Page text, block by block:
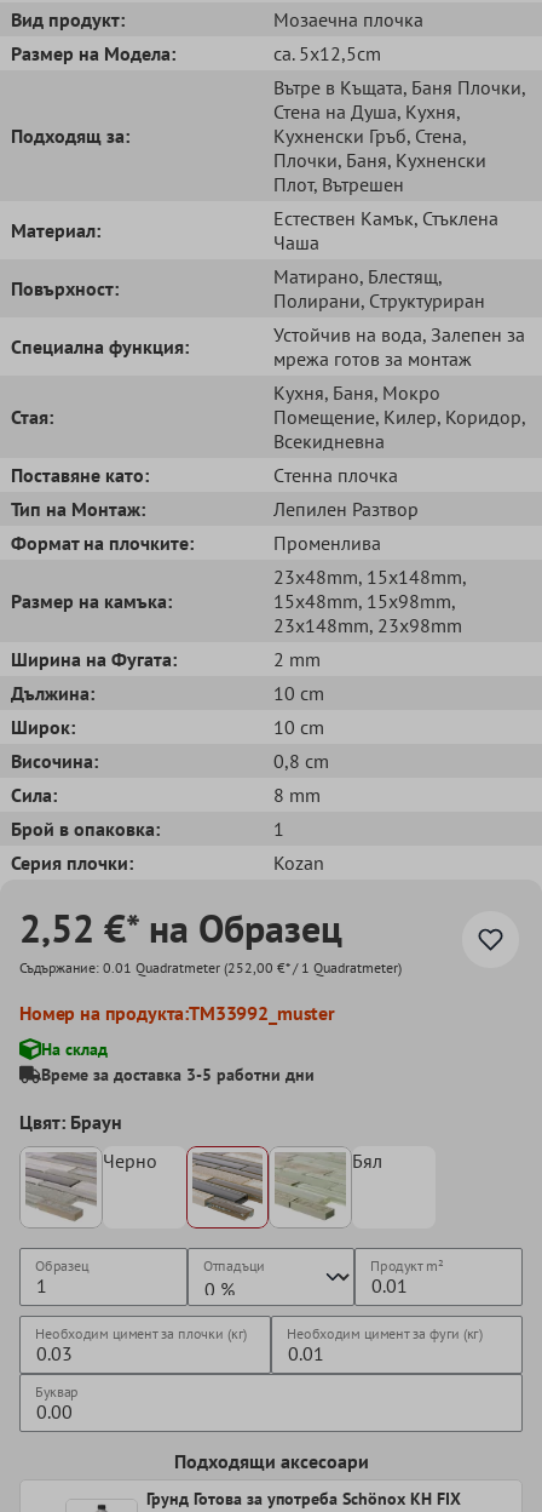
Вид продукт:
Mозаечна плочка
Размер на Модела:
ca. 5x12,5cm
Подходящ за:
Вътре в Къщата, Баня Плочки,
Стена на Душа, Кухня,
Кухненски Гръб, Стена,
Плочки, Баня, Кухненски
Плот, Вътрешен
Mатериал:
Естествен Kамък, Стъклена
Чаша
Повърхност:
Матирано, Блестящ,
Полирани, Cтруктуриран
Специална функция:
Устойчив на вода, Залепен за
мрежа готов за монтаж
Стая:
Кухня, Баня, Мокро
Помещение, Килер, Коридор,
Всекидневна
Поставяне като:
Cтенна плочка
Тип на Монтаж:
Лепилен Разтвор
Формат на плочките:
Променлива
Размер на камъка:
23x48mm, 15x148mm,
15x48mm, 15x98mm,
23x148mm, 23x98mm
Ширина на Фугата:
2 mm
Дължина:
10 cm
Широк:
10 cm
Височина:
0,8 cm
Сила:
8 mm
Брой в опаковка:
1
Серия плочки:
Kozan
2,52 €* на Образец
Съдържание: 0.01 Quadratmeter (252,00 €* / 1 Quadratmeter)
Номер на продукта:TM33992_muster
На склад
Време за доставка 3-5 работни дни
Цвят: Браун
Черно
Бял
Образец Отпадъци Продуктm²
Необходим цимент за плочки (кг) Необходим цимент за фуги (кг)
Буквар
Подходящи аксесоари
Грунд Готова за употреба Schönox KH FIX